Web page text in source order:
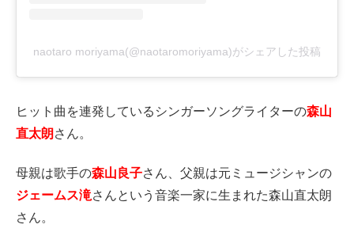
naotaro moriyama(@naotaromoriyama)がシェアした投稿
ヒット曲を連発しているシンガーソングライターの森山
直太朗 さん。
母親は歌手の森山良子さん、父親は元ミュージシャンの
ジェームス滝さんという音楽一家に生まれた森山直太朗
さん。